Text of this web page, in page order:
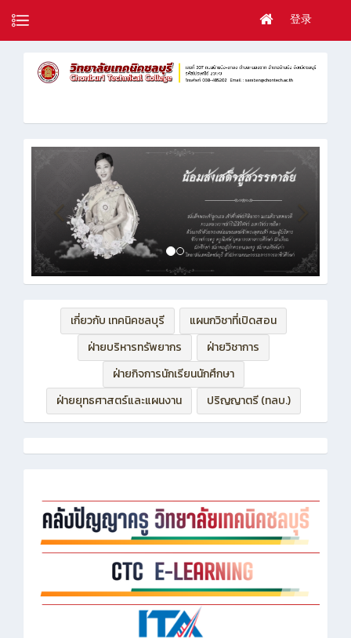
登录
เกี่ยวกับ เทคนิคชลบุรี
แผนกวิชาที่เปิดสอน
ฝ่ายบริหารทรัพยากร
ฝ่ายวิชาการ
ฝ่ายกิจการนักเรียนนักศึกษา
ฝ่ายยุทธศาสตร์และแผนงาน
ปริญญาตรี (ทลบ.)